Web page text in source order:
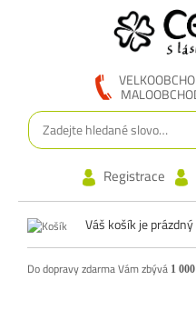
Registrace
Váš košík je prázdný
Do dopravy zdarma Vám zbývá 1